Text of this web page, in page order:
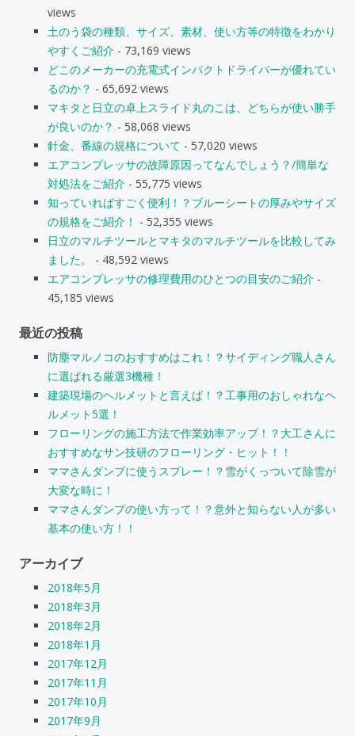
views
土のう袋の種類、サイズ、素材、使い方等の特徴をわかり
やすくご紹介 - 73,169 views
どこのメーカーの充電式インパクトドライバーが優れてい
るのか？ - 65,692 views
マキタと日立の卓上スライド丸のこは、どちらが使い勝手
が良いのか？ - 58,068 views
針金、番線の規格について - 57,020 views
エアコンプレッサの故障原因ってなんでしょう？/簡単な
対処法をご紹介 - 55,775 views
知っていればすごく便利！？ブルーシートの厚みやサイズ
の規格をご紹介！ - 52,355 views
日立のマルチツールとマキタのマルチツールを比較してみ
ました。
- 48,592 views
エアコンプレッサの修理費用のひとつの目安のご紹介 -
45,185 views
最近の投稿
防塵マルノコのおすすめはこれ！？サイディング職人さん
に選ばれる厳選3機種！
建築現場のヘルメットと言えば！？工事用のおしゃれなヘ
ルメット5選！
フローリングの施工方法で作業効率アップ！？大工さんに
おすすめなサン技研のフローリング・ヒット！！
ママさんダンプに使うスプレー！？雪がくっついて除雪が
大変な時に！
ママさんダンプの使い方って！？意外と知らない人が多い
基本の使い方！！
アーカイブ
2018年5月
2018年3月
2018年2月
2018年1月
2017年12月
2017年11月
2017年10月
2017年9月